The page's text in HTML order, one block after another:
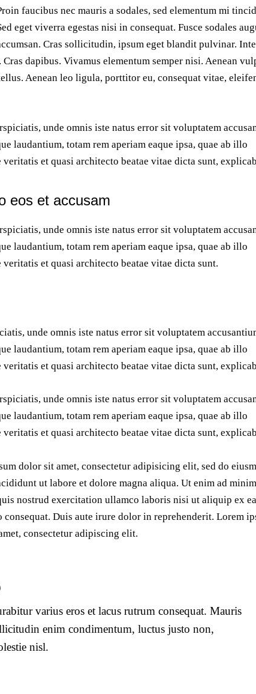
faucibus nec mauris a sodales, sed elementum mi
eget viverra egestas nisi in consequat. Fusce sodales
Cras sollicitudin, ipsum eget blandit pulvinar.
dapibus. Vivamus elementum semper nisi. Aenean
Aenean leo ligula, porttitor eu, consequat vitae,
unde omnis iste natus error sit voluptatem
laudantium, totam rem aperiam eaque ipsa, quae ab illo
veritatis et quasi architecto beatae vitae dicta sunt,
eos et accusam
unde omnis iste natus error sit voluptatem
laudantium, totam rem aperiam eaque ipsa, quae ab illo
veritatis et quasi architecto beatae vitae dicta sunt.
unde omnis iste natus error sit voluptatem
laudantium, totam rem aperiam eaque ipsa, quae ab illo
veritatis et quasi architecto beatae vitae dicta sunt,
unde omnis iste natus error sit voluptatem
laudantium, totam rem aperiam eaque ipsa, quae ab illo
veritatis et quasi architecto beatae vitae dicta sunt,
dolor sit amet, consectetur adipisicing elit, sed do
ut labore et dolore magna aliqua. Ut enim ad minim
nostrud exercitation ullamco laboris nisi ut aliquip ex ea
consequat. Duis aute irure dolor in reprehenderit. Lorem
consectetur adipiscing elit.
varius eros et lacus rutrum consequat. Mauris
enim condimentum, luctus justo non,
nisl.